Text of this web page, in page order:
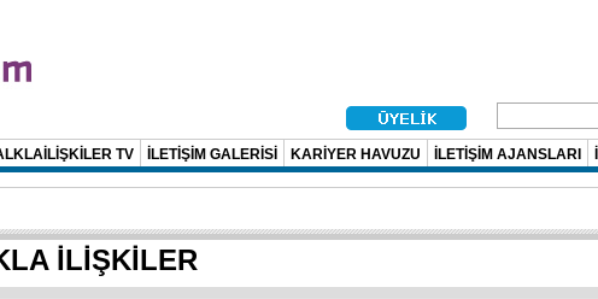
TV İLETİŞİM GALERİSİ KARİYER HAVUZU İLETİŞİM AJANSLARI
İLİŞKİLER